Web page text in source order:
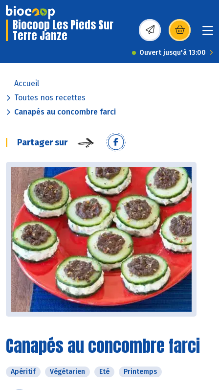
Biocoop Les Pieds Sur
Terre Janze (s’ouvre dans une
Ouvert jusqu'à 13:00
Accueil
Toutes nos recettes
Canapés au concombre farci
Partager sur
Canapés au concombre farci
Apéritif Végétarien Eté Printemps